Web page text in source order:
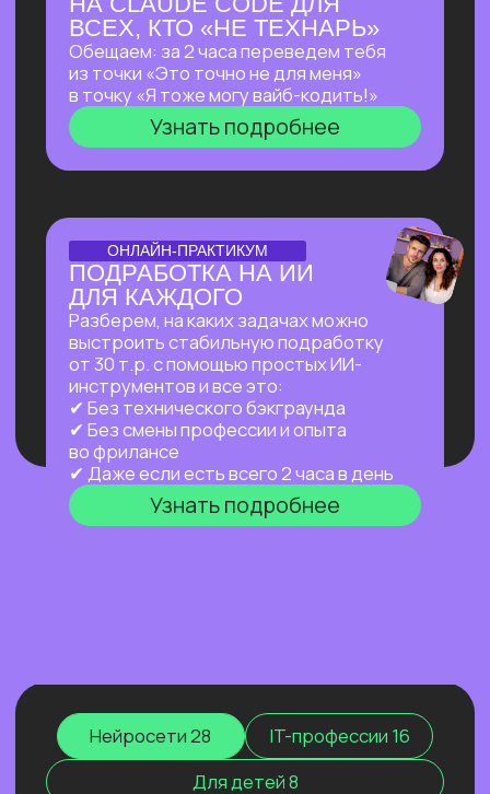
И перейти от «пробую
возможности ИИ» к «делаю на ИИ 500к+
и имею очередь из клиентов»
Узнать подробнее
OPENCLAW: КАК
ПОМОЩНИКА ИЗ
ВОЗМОЖНЫХ НА СЕГОДНЯ?
Покажем в прямом эфире, на что
способен OpenClaw — ИИ-агент с 171
000+ звёзд на GitHub, который
не просто отвечает на запросы,
а работает за тебя в фоновом режиме
24/7 — пока ты спишь, едешь на работу
или путешествуешь.
Узнать подробнее
ПРАКТИКУМ
НОВЫЙ ПРАКТИКУМ
ПО OPENCLAW
Первый агент, который работает
на тебя постоянно: в фоне,